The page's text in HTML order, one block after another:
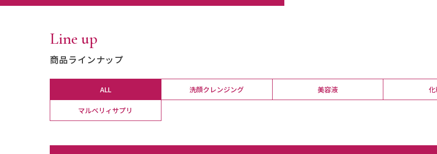
Line up
商品ラインナップ
ALL 洗顔クレンジング 美容液
マルベリィサプリ